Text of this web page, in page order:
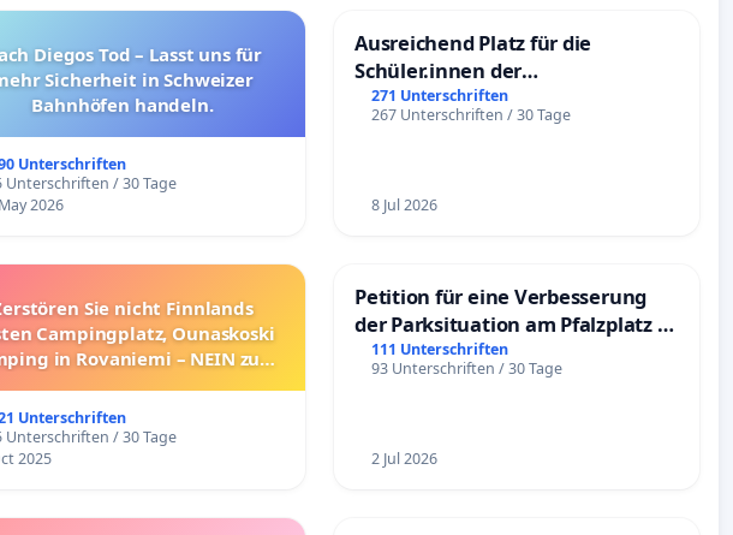
Diegos Tod – Lasst uns für
Sicherheit in Schweizer
Bahnhöfen handeln.
Unterschriften
Unterschriften / 30 Tage
2026
Ausreichend Platz für die
Schüler.innen der
Schönbergschule
271 Unterschriften
267 Unterschriften / 30 Tage
8 Jul 2026
Sie nicht Finnlands
Campingplatz, Ounaskoski
in Rovaniemi – NEIN zum
Unterschriften
Unterschriften / 30 Tage
2025
Petition für eine Verbesserung
der Parksituation am Pfalzplatz in
Mannheim
111 Unterschriften
93 Unterschriften / 30 Tage
2 Jul 2026